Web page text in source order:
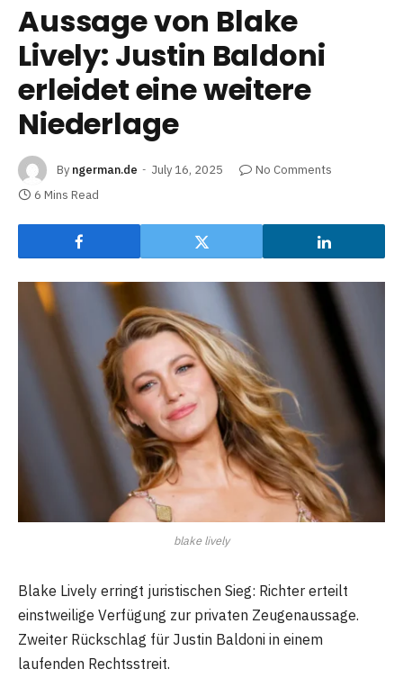
Aussage von Blake
Lively: Justin Baldoni
erleidet eine weitere
Niederlage
By ngerman.de July 16, 2025
No Comments
6 Mins Read
blake lively
Blake Lively erringt juristischen Sieg: Richter erteilt
einstweilige Verfügung zur privaten Zeugenaussage.
Zweiter Rückschlag für Justin Baldoni in einem
laufenden Rechtsstreit.